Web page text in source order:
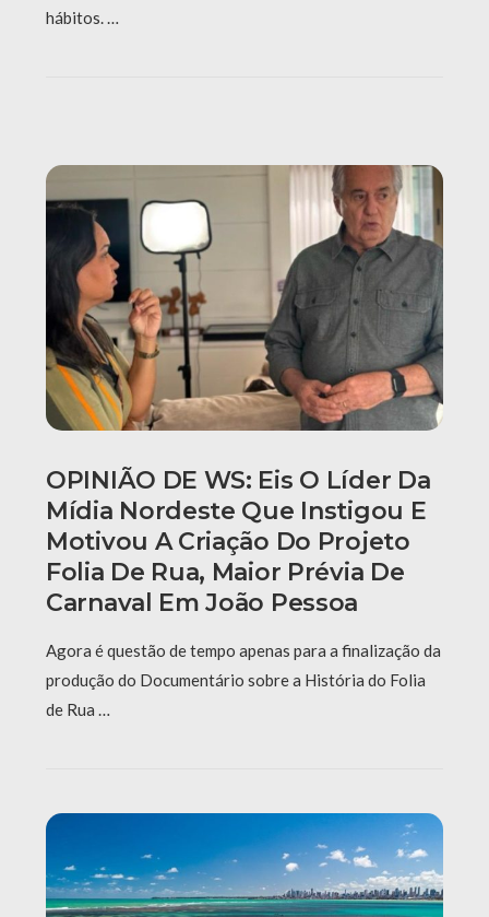
hábitos. …
OPINIÃO DE WS: Eis O Líder Da
Mídia Nordeste Que Instigou E
Motivou A Criação Do Projeto
Folia De Rua, Maior Prévia De
Carnaval Em João Pessoa
Agora é questão de tempo apenas para a finalização da
produção do Documentário sobre a História do Folia
de Rua …